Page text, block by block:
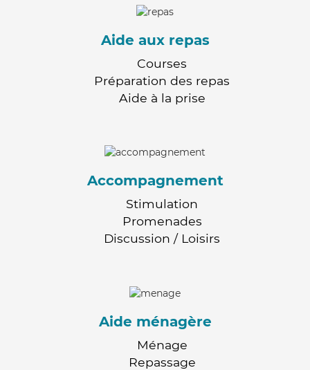
Aide aux repas
Courses
Préparation des repas
Aide à la prise
Accompagnement
Stimulation
Promenades
Discussion / Loisirs
Aide ménagère
Ménage
Repassage